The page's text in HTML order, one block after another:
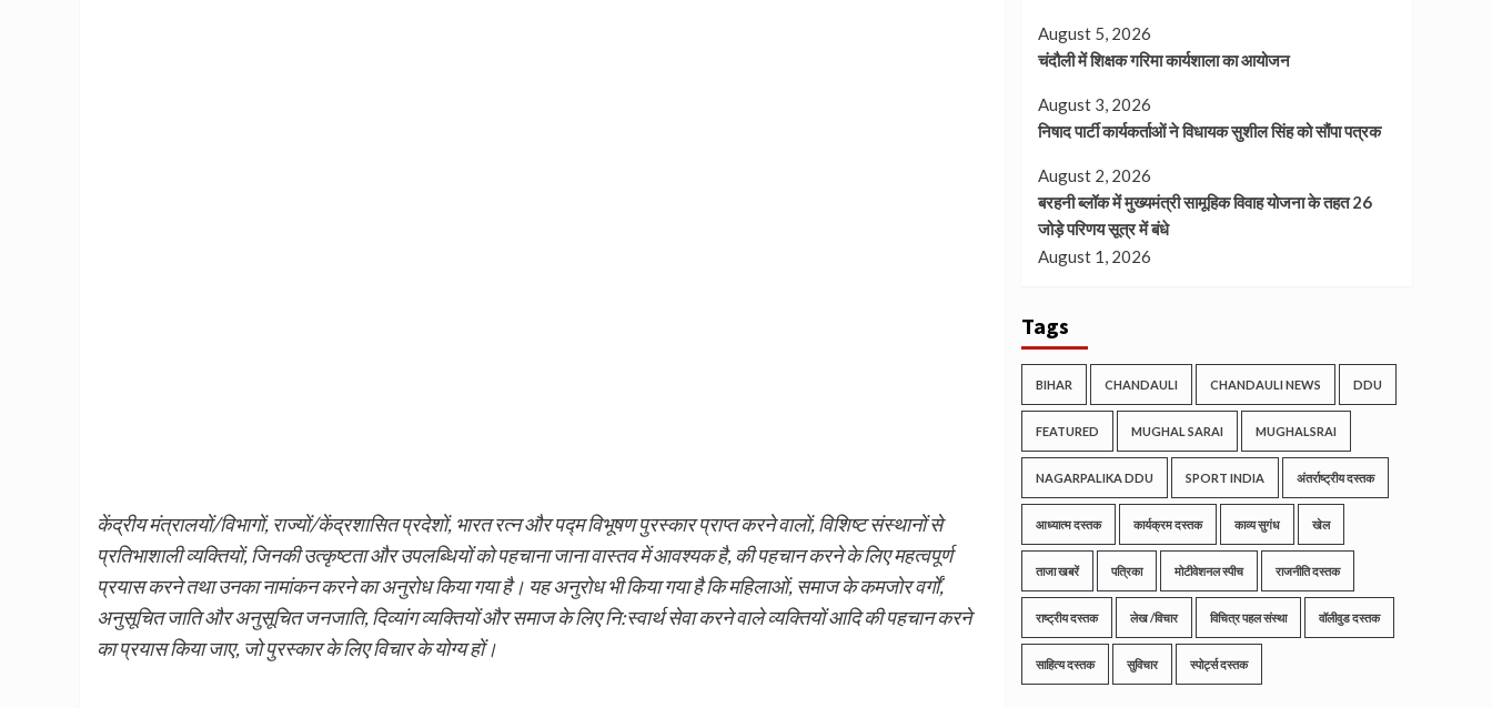
केंद्रीय मंत्रालयों/विभागों, राज्यों/केंद्रशासित प्रदेशों, भारत रत्न और पद्म विभूषण पुरस्कार प्राप्त करने वालों, विशिष्ट संस्थानों से
प्रतिभाशाली व्यक्तियों, जिनकी उत्कृष्टता और उपलब्धियों को पहचाना जाना वास्तव में आवश्यक है, की पहचान करने के लिए महत्वपूर्ण
प्रयास करने तथा उनका नामांकन करने का अनुरोध किया गया है। यह अनुरोध भी किया गया है कि महिलाओं, समाज के कमजोर वर्गों,
अनुसूचित जाति और अनुसूचित जनजाति, दिव्यांग व्यक्तियों और समाज के लिए नि:स्वार्थ सेवा करने वाले व्यक्तियों आदि की पहचान करने
का प्रयास किया जाए, जो पुरस्कार के लिए विचार के योग्य हों।
August 5, 2026
चंदौली में शिक्षक गरिमा कार्यशाला का आयोजन
August 3, 2026
निषाद पार्टी कार्यकर्ताओं ने विधायक सुशील सिंह को सौंपा पत्रक
August 2, 2026
बरहनी ब्लॉक में मुख्यमंत्री सामूहिक विवाह योजना के तहत 26
जोड़े परिणय सूत्र में बंधे
August 1, 2026
Tags
BIHAR CHANDAULI CHANDAULI NEWS DDU
FEATURED MUGHAL SARAI MUGHALSRAI
NAGARPALIKA DDU SPORT INDIA अंतर्राष्ट्रीय दस्तक
आध्यात्म दस्तक कार्यक्रम दस्तक काव्य सुगंध खेल
ताजा खबरें पत्रिका मोटीवेशनल स्पीच राजनीति दस्तक
राष्ट्रीय दस्तक लेख /विचार विचित्र पहल संस्था वॉलीवुड दस्तक
साहित्य दस्तक सुविचार स्पोर्ट्स दस्तक